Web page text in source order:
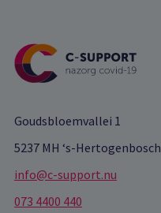
Goudsbloemvallei 1
5237 MH ‘s-Hertogenbosch
info@c-support.nu
073 4400 440